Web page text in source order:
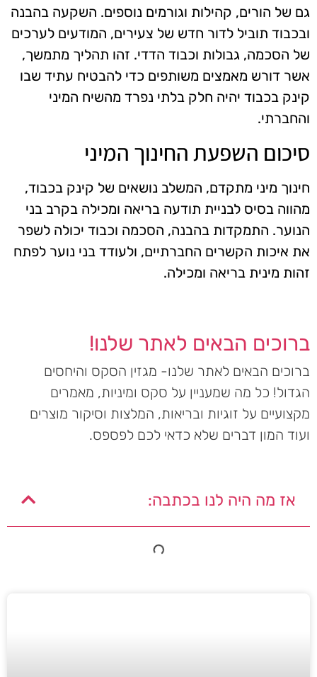
גם של הורים, קהילות וגורמים נוספים. השקעה בהבנה
ובכבוד תוביל לדור חדש של צעירים, המודעים לערכים
של הסכמה, גבולות וכבוד הדדי. זהו תהליך מתמשך,
אשר דורש מאמצים משותפים כדי להבטיח עתיד שבו
קינק בכבוד יהיה חלק בלתי נפרד מהשיח המיני
והחברתי.
סיכום השפעת החינוך המיני
חינוך מיני מתקדם, המשלב נושאים של קינק בכבוד,
מהווה בסיס לבניית תודעה בריאה ומכילה בקרב בני
הנוער. התמקדות בהבנה, הסכמה וכבוד יכולה לשפר
את איכות הקשרים החברתיים, ולעודד בני נוער לפתח
זהות מינית בריאה ומכילה.
ברוכים הבאים לאתר שלנו!
ברוכים הבאים לאתר שלנו- מגזין הסקס והיחסים
הגדול! כל מה שמעניין על סקס ומיניות, מאמרים
מקצועיים על זוגיות ובריאות, המלצות וסיקור מוצרים
ועוד המון דברים שלא כדאי לכם לפספס.
אז מה היה לנו בכתבה: